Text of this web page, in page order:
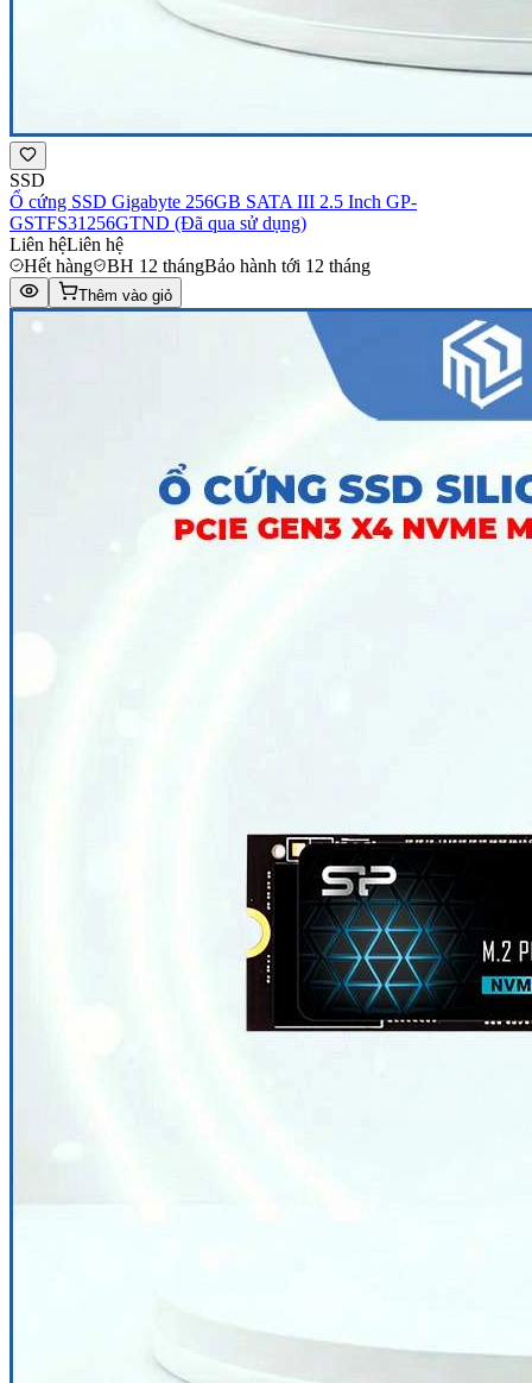
SSD
Ổ cứng SSD Gigabyte 256GB SATA III 2.5 Inch GP-
GSTFS31256GTND (Đã qua sử dụng)
Liên hệLiên hệ
Hết hàng
BH 12 thángBảo hành tới 12 tháng
Thêm vào giỏ